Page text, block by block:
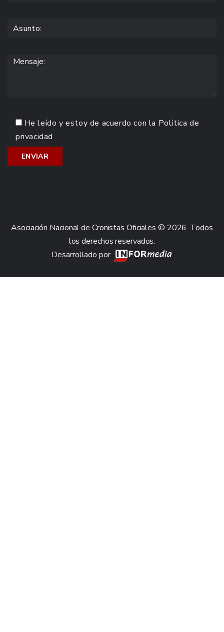
He leído y estoy de acuerdo con la Política de
privacidad
Asociación Nacional de Cronistas Oficiales © 2026. Todos
los derechos reservados.
Desarrollado por